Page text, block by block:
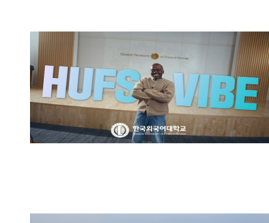
한국외국어대학교 브랜드영상:
HUFS VIBE